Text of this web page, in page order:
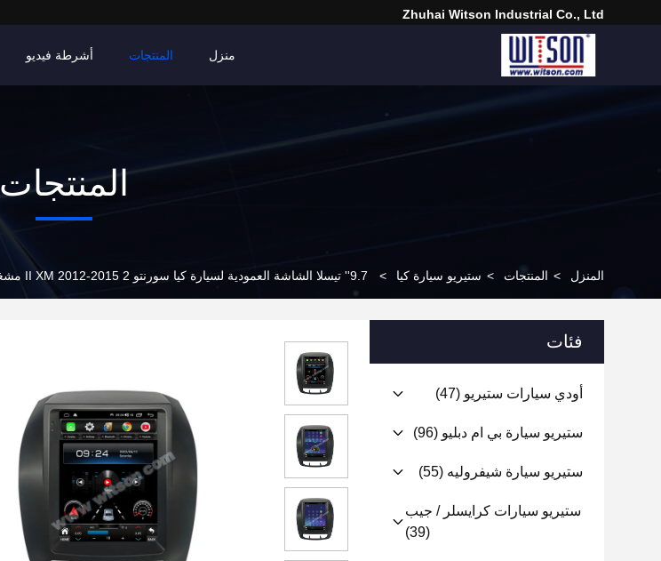
Zhuhai Witson Industrial Co., Ltd
منزل المنتجات أشرطة فيديو
المنتجات
المنزل > المنتجات > ستيريو سيارة كيا > 9.7'' تيسلا الشاشة العمودية لسيارة كيا سورنتو 2 II XM 2012-2015 مشغل الوسائط المتعددة للسيارات الأندرويد
فئات
أودي سيارات ستيريو (47)
ستيريو سيارة بي ام دبليو (96)
ستيريو سيارة شيفروليه (55)
ستيريو سيارات كرايسلر / جيب
(39)